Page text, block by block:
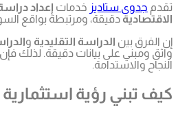
تقدم جدوى ستاديز خدمات إعداد
الاقتصادية دقيقة، ومرتبطة بواقع
إن الفرق بين الدراسة التقليدية و
واثق ومبني على بيانات دقيقة. لذلك فإن
النجاح والاستدامة.
كيف تبني رؤية